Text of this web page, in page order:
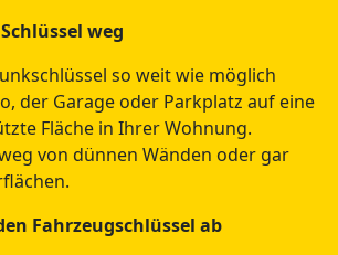
weg
so weit wie möglich
der Garage oder Parkplatz auf eine
Fläche in Ihrer Wohnung.
von dünnen Wänden oder gar
Fahrzeugschlüssel ab